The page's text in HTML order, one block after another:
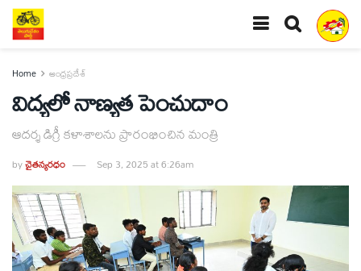
Home ఆంధ్రప్రదేశ్
విద్యలో నాణ్యత పెంచుదాం
ఆదర్శ డిగ్రీ కళాశాలను ప్రారంభించిన మంత్రి
byచైతన్యరధం Sep 3, 2025 at 6:26am